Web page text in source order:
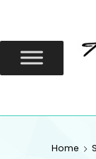
Home